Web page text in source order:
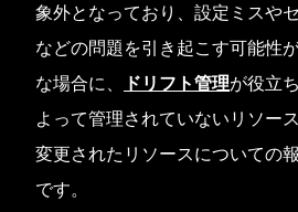
象外となっており、設定ミスや
などの問題を引き起こす可能性
な場合に、
ドリフト管理が役立
よって管理されていないリソー
変更されたリソースについての
です。